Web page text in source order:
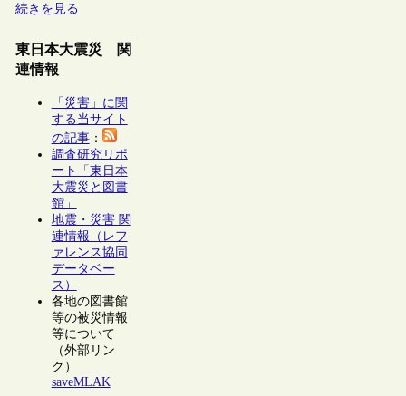
続きを見る
東日本大震災 関
連情報
「災害」に関
する当サイト
の記事：
調査研究リポ
ート「東日本
大震災と図書
館」
地震・災害 関
連情報（レフ
ァレンス協同
データベー
ス）
各地の図書館
等の被災情報
等について
（外部リン
ク）
saveMLAK